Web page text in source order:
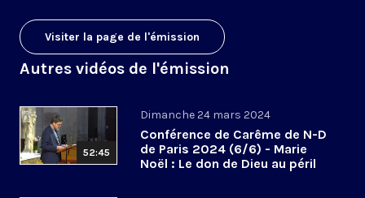
Visiter la page de l'émission
Autres vidéos de l'émission
52:45
Dimanche 24 mars 2024
Conférence de Carême de N-D
de Paris 2024 (6/6) - Marie
Noël : Le don de Dieu au péril